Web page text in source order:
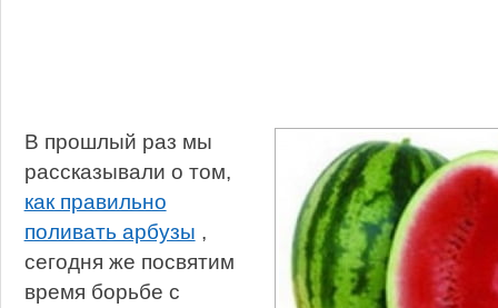
В прошлый раз мы
рассказывали о том,
как правильно
поливать арбузы ,
сегодня же посвятим
время борьбе с